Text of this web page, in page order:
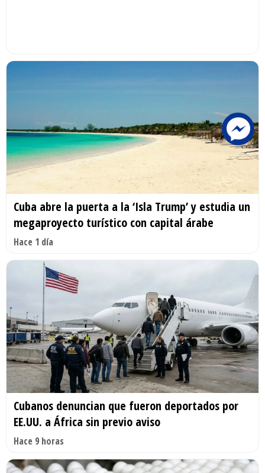
Cuba abre la puerta a la ‘Isla Trump’ y estudia un
megaproyecto turístico con capital árabe
Hace 1 día
Cubanos denuncian que fueron deportados por
EE.UU. a África sin previo aviso
Hace 9 horas